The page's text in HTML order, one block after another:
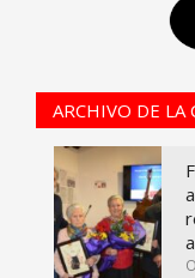
ARCHIVO DE LA